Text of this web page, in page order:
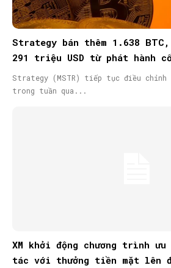
Strategy bán thêm 1.638
291 triệu USD từ phát hành
Strategy (MSTR) tiếp tục điều chỉnh
trong tuần qua...
XM khởi động chương trình
tác với thưởng tiền mặt lên